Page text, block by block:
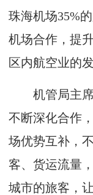
珠海机场35%
机场合作，提
区内航空业的
机管局主席
不断深化合作
场优势互补，
客、货运流量
城市的旅客，